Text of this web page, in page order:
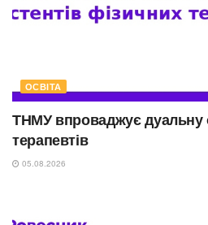
ОСВІТА
ТНМУ впроваджує дуальну
терапевтів
05.08.2026